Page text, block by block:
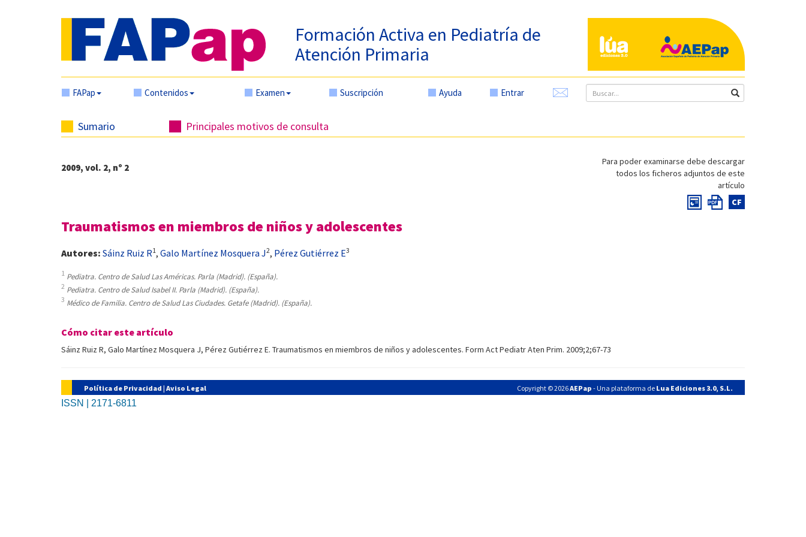
Formación Activa en Pediatría de
Atención Primaria
FAPap Contenidos Examen Suscripción Ayuda Entrar
Sumario Principales motivos de consulta
Para poder examinarse debe descargar
todos los ficheros adjuntos de este
artículo
CF
2009, vol. 2, nº 2
Traumatismos en miembros de niños y adolescentes
Autores: Sáinz Ruiz R1, Galo Martínez Mosquera J2, Pérez Gutiérrez E3
1 Pediatra. Centro de Salud Las Américas. Parla (Madrid). (España).
2 Pediatra. Centro de Salud Isabel II. Parla (Madrid). (España).
3 Médico de Familia. Centro de Salud Las Ciudades. Getafe (Madrid). (España).
Cómo citar este artículo
Sáinz Ruiz R, Galo Martínez Mosquera J, Pérez Gutiérrez E. Traumatismos en miembros de niños y adolescentes. Form Act Pediatr Aten Prim. 2009;2;67-73
Política de Privacidad | Aviso Legal Copyright © 2026AEPap - Una plataforma de Lua Ediciones 3.0, S.L.
ISSN | 2171-6811